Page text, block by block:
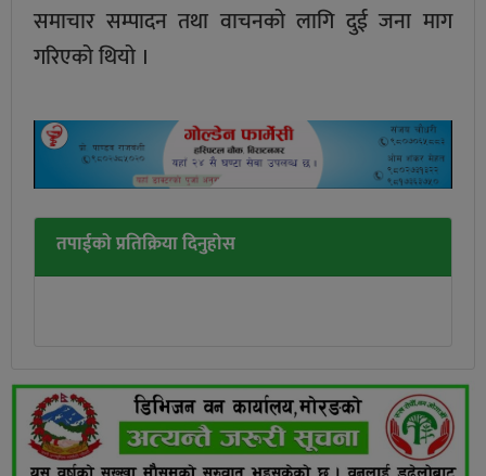
समाचार सम्पादन तथा वाचनको लागि दुई जना माग
गरिएको थियो ।
तपाईको प्रतिक्रिया दिनुहोस